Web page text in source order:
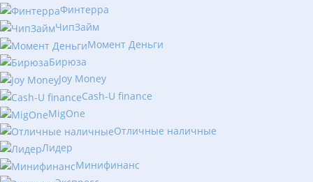
Финтерра
ЧипЗайм
Момент Деньги
Бирюза
Joy Money
Cash-U finance
MigOne
Отличные наличные
Лидер
Минифинанс